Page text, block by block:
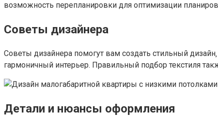
возможность перепланировки для оптимизации
Советы дизайнера
Советы дизайнера помогут вам создать стильный
гармоничный интерьер. Правильный подбор текстиля
Детали и нюансы оформления